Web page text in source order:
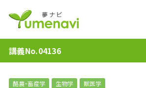
講義No.04136
酪農・畜産学 生物学 獣医学